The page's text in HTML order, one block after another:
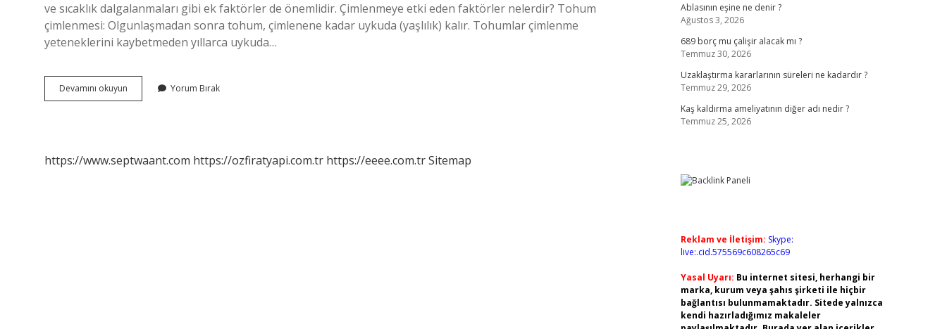
ve sıcaklık dalgalanmaları gibi ek faktörler de önemlidir. Çimlenmeye etki eden faktörler nelerdir? Tohum
çimlenmesi: Olgunlaşmadan sonra tohum, çimlenene kadar uykuda (yaşlılık) kalır. Tohumlar çimlenme
yeteneklerini kaybetmeden yıllarca uykuda…
Devamını okuyun
Tohumunun
Nelerdir
Yorum Bırak
https://www.septwaant.com https://ozfiratyapi.com.tr https://eeee.com.trSitemap
Ablasının eşine ne denir ?
Ağustos 3, 2026
689 borç mu çalişir alacak mı ?
Temmuz 30, 2026
Uzaklaştırma kararlarının süreleri ne kadardır ?
Temmuz 29, 2026
Kaş kaldırma ameliyatının diğer adı nedir ?
Temmuz 25, 2026
Reklam ve İletişim: Skype:
live:.cid.575569c608265c69
Yasal Uyarı: Bu internet sitesi, herhangi bir
marka, kurum veya şahıs şirketi ile hiçbir
bağlantısı bulunmamaktadır. Sitede yalnızca
kendi hazırladığımız makaleler